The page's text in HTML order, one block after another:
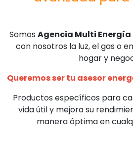
Somos Agencia Multi Energía
con nosotros la luz, el gas o
hogar y
Queremos ser tu asesor
Productos específicos para
vida útil y mejora su
manera óptima en